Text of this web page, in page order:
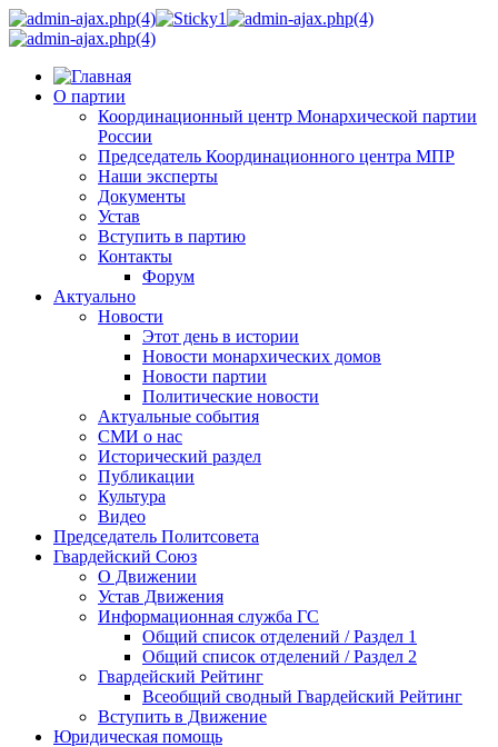
О партии
Координационный центр Монархической партии
России
Председатель Координационного центра МПР
Наши эксперты
Документы
Устав
Вступить в партию
Контакты
Форум
Актуально
Новости
Этот день в истории
Новости монархических домов
Новости партии
Политические новости
Актуальные события
СМИ о нас
Исторический раздел
Публикации
Культура
Видео
Председатель Политсовета
Гвардейский Союз
О Движении
Устав Движения
Информационная служба ГС
Общий список отделений / Раздел 1
Общий список отделений / Раздел 2
Гвардейский Рейтинг
Всеобщий сводный Гвардейский Рейтинг
Вступить в Движение
Юридическая помощь